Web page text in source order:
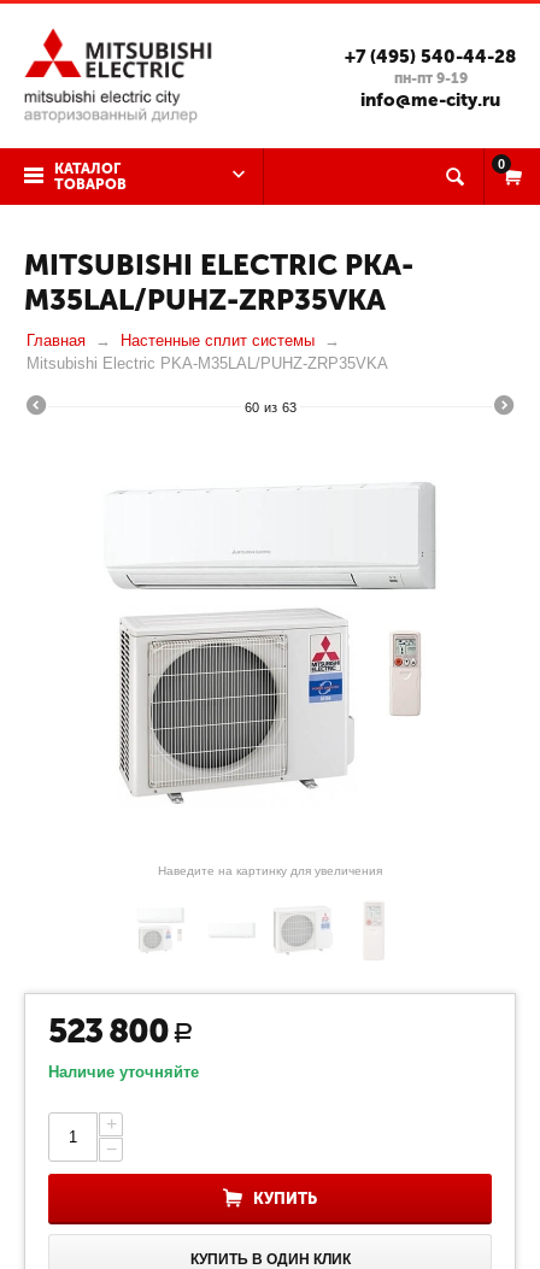
+7 (495) 540-44-28
пн-пт 9-19
info@me-city.ru
КАТАЛОГ
ТОВАРОВ
0
MITSUBISHI ELECTRIC PKA-
M35LAL/PUHZ-ZRP35VKA
Главная
Настенные сплит системы
Mitsubishi Electric PKA-M35LAL/PUHZ-ZRP35VKA
60 из 63
Наведите на картинку для увеличения
523 800 Р
Наличие уточняйте
+
−
КУПИТЬ
КУПИТЬ В ОДИН КЛИК